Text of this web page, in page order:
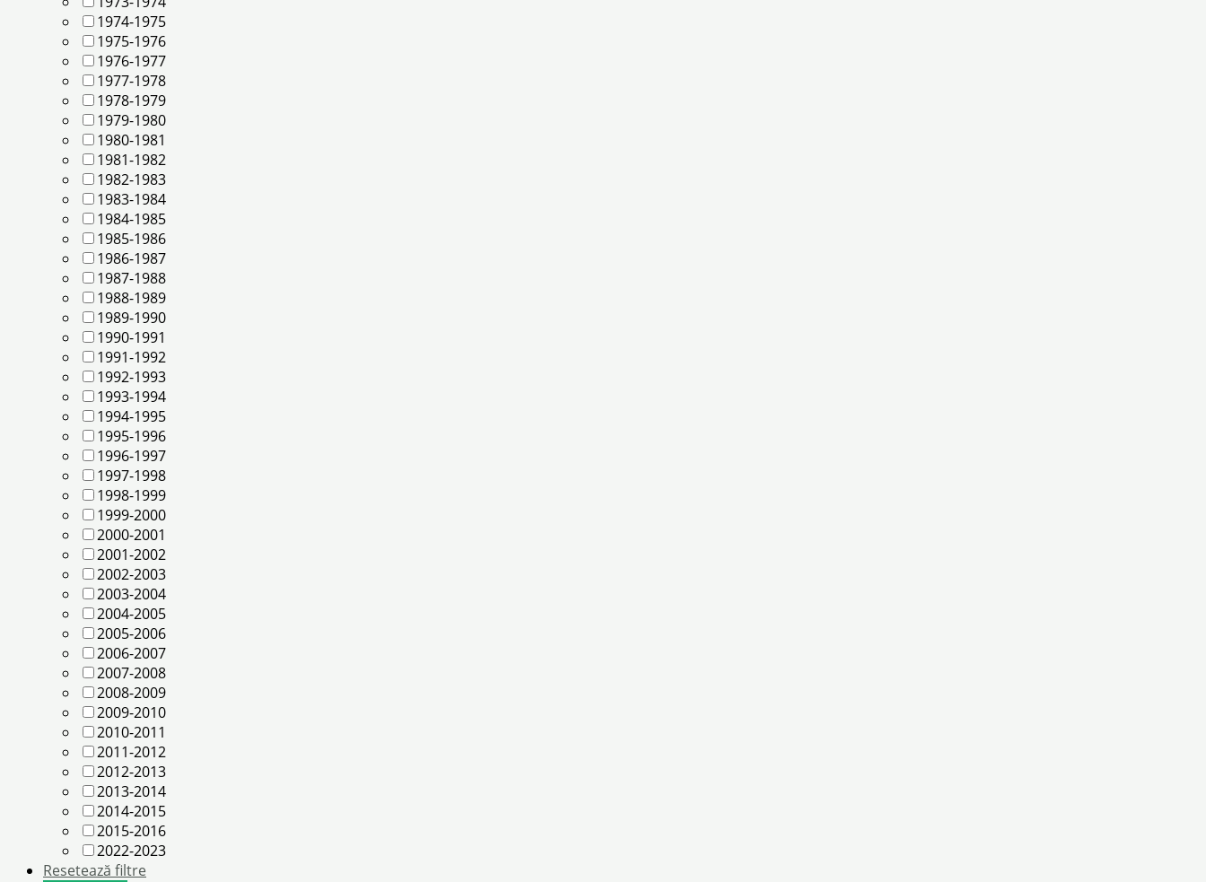
1974-1975
1975-1976
1976-1977
1977-1978
1978-1979
1979-1980
1980-1981
1981-1982
1982-1983
1983-1984
1984-1985
1985-1986
1986-1987
1987-1988
1988-1989
1989-1990
1990-1991
1991-1992
1992-1993
1993-1994
1994-1995
1995-1996
1996-1997
1997-1998
1998-1999
1999-2000
2000-2001
2001-2002
2002-2003
2003-2004
2004-2005
2005-2006
2006-2007
2007-2008
2008-2009
2009-2010
2010-2011
2011-2012
2012-2013
2013-2014
2014-2015
2015-2016
2022-2023
Resetează filtre